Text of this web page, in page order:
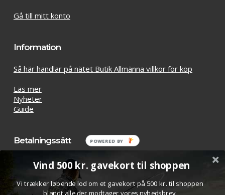
Gå till mitt konto
Information
Så här handlar på nätet Butik Allmänna villkor för köp
Läs mer
Nyheter
Guide
Betalningssätt
Vind 500 kr. gavekort til shoppen
Vi trækker løbende lod om et gavekort på 500 kr. til shoppen
POWERED
BY